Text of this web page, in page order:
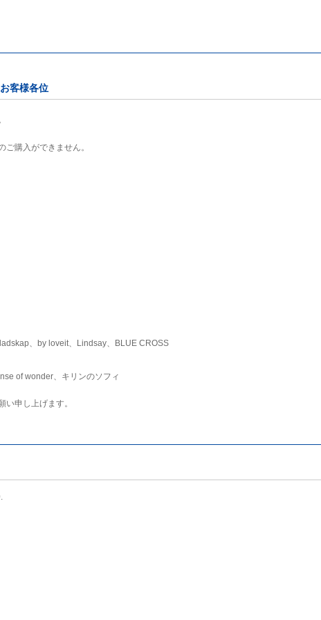
お客様各位
購入ができません。
、by loveit、Lindsay、BLUE CROSS
of wonder、キリンのソフィ
申し上げます。